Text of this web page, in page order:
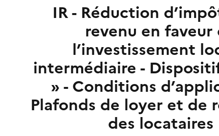
IR - Réduction
revenu en faveur
l’investissement
intermédiaire -
» - Conditions
Plafonds de loyer et de
des locataires